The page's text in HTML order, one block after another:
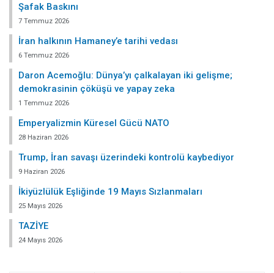
Şafak Baskını
7 Temmuz 2026
İran halkının Hamaney’e tarihi vedası
6 Temmuz 2026
Daron Acemoğlu: Dünya’yı çalkalayan iki gelişme;
demokrasinin çöküşü ve yapay zeka
1 Temmuz 2026
Emperyalizmin Küresel Gücü NATO
28 Haziran 2026
Trump, İran savaşı üzerindeki kontrolü kaybediyor
9 Haziran 2026
İkiyüzlülük Eşliğinde 19 Mayıs Sızlanmaları
25 Mayıs 2026
TAZİYE
24 Mayıs 2026